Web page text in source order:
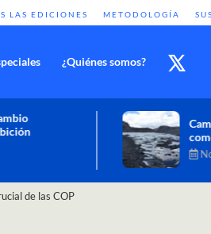
LAS EDICIONES METODOLOGÍA
¿Quiénes somos?
Cambio climático:
como objetivo global y
Nov 30, 2020
de las COP